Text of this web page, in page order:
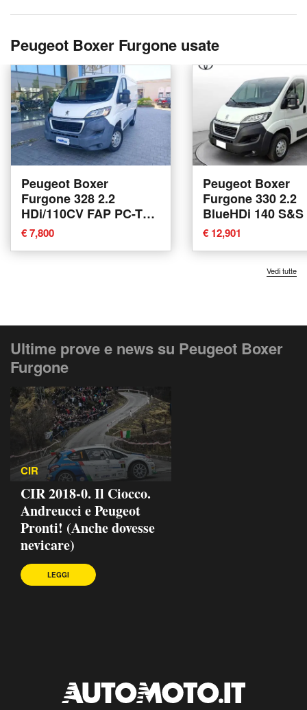
Peugeot Boxer Furgone usate
Peugeot Boxer
Furgone 328 2.2
HDi/110CV FAP PC-TN
Furgone del 2016 usata
a Castelfranco di Sotto
€ 7,800
Peugeot Boxer
Furgone 330 2.2
BlueHDi 140 S&S
TN Furgone
del 2021 usata a
€ 12,901
Vedi tutte
Ultime prove e news su Peugeot Boxer
Furgone
CIR
CIR 2018-0. Il Ciocco.
Andreucci e Peugeot
Pronti! (Anche dovesse
nevicare)
LEGGI